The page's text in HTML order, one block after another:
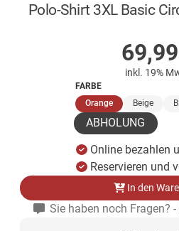
Polo-Shirt 3XL Basic
69,99
inkl. 19%
FARBE
Orange(ausgewählt)
Beige
ABHOLUNG
Online bezahlen
Reservieren und
In den
Sie haben noch Fragen?